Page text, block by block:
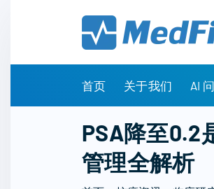
首页 关于我们 AI
PSA降至0.2
管理全解析